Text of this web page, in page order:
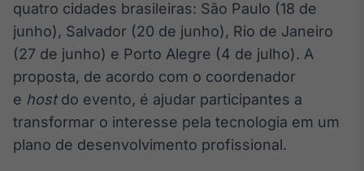
Broadcast
Curadoria
Curadoria de
conteúdos
noticiosos
Soluções de
Tecnologia
Broadcast
quatro cidades brasileiras: São Paulo (18 de
junho), Salvador (20 de junho), Rio de Janeiro
(27 de junho) e Porto Alegre (4 de julho). A
proposta, de acordo com o coordenador
e hostdo evento, é ajudar participantes a
transformar o interesse pela tecnologia em um
plano de desenvolvimento profissional.